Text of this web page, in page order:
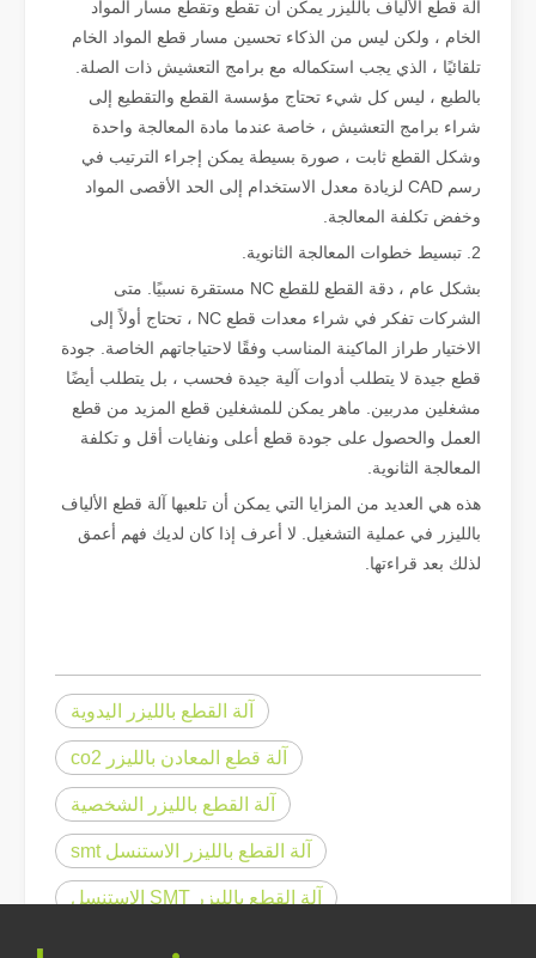
في مجال معالجة وترميم الأسطح، تعد إزالة الطلاء بالليزر إحدى
كم سعر آلة القطع بالليزر？ كيفية اختيار الأفضل？
تعتبر آلات القطع بالليزر أداة حاسمة في التصنيع الحديث. سواء كنت
آلة قطع الألياف بالليزر يمكن أن تقطع وتقطع مسار المواد
الخام ، ولكن ليس من الذكاء تحسين مسار قطع المواد الخام
تلقائيًا ، الذي يجب استكماله مع برامج التعشيش ذات الصلة.
بالطبع ، ليس كل شيء تحتاج مؤسسة القطع والتقطيع إلى
شراء برامج التعشيش ، خاصة عندما مادة المعالجة واحدة
وشكل القطع ثابت ، صورة بسيطة يمكن إجراء الترتيب في
رسم CAD لزيادة معدل الاستخدام إلى الحد الأقصى المواد
وخفض تكلفة المعالجة.
2. تبسيط خطوات المعالجة الثانوية.
بشكل عام ، دقة القطع للقطع NC مستقرة نسبيًا. متى
الشركات تفكر في شراء معدات قطع NC ، تحتاج أولاً إلى
الاختيار طراز الماكينة المناسب وفقًا لاحتياجاتهم الخاصة. جودة
قطع جيدة لا يتطلب أدوات آلية جيدة فحسب ، بل يتطلب أيضًا
مشغلين مدربين. ماهر يمكن للمشغلين قطع المزيد من قطع
العمل والحصول على جودة قطع أعلى ونفايات أقل و تكلفة
المعالجة الثانوية.
هذه هي العديد من المزايا التي يمكن أن تلعبها آلة قطع الألياف
بالليزر في عملية التشغيل. لا أعرف إذا كان لديك فهم أعمق
لذلك بعد قراءتها.
آلة القطع بالليزر اليدوية
آلة قطع المعادن بالليزر co2
آلة القطع بالليزر الشخصية
آلة القطع بالليزر الاستنسل smt
آلة القطع بالليزر SMT الاستنسل